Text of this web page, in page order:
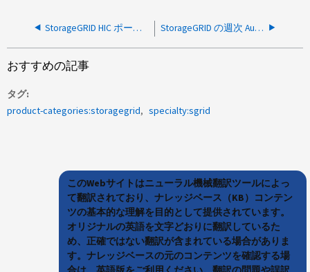
StorageGRID HIC ポートのケーブル配線と LACP 設定が原因でノードと通信できません StorageGRID の週次 AutoSupport が証明書の検証を有効にした状態で失敗する
おすすめの記事
タグ
product-categories:storagegrid
specialty:sgrid
このWebサイトはニューラル機械翻訳ツールによっ
て翻訳されており、ナレッジベース（KB）コンテン
ツの基本的な理解を目的として提供されています。
オリジナルの英語を文字どおりに翻訳しているた
め、正確ではない翻訳が含まれている場合がありま
す。ナレッジベースの元のコンテンツを確認する場